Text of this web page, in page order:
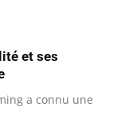
et ses
a connu une